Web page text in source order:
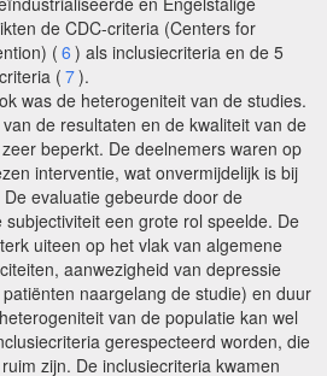
de CDC-criteria (Centers for
( 6 ) als inclusiecriteria en de 5
( 7).
was de heterogeniteit van de studies.
de resultaten en de kwaliteit van de
beperkt. De deelnemers waren op
interventie, wat onvermijdelijk is bij
evaluatie gebeurde door de
een grote rol speelde. De
uiteen op het vlak van algemene
aanwezigheid van depressie
naargelang de studie) en duur
van de populatie kan wel
gerespecteerd worden, die
zijn. De inclusiecriteria kwamen